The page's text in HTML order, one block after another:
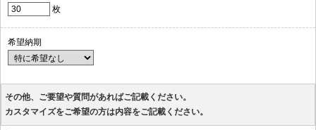
枚
希望納期
その他、ご要望や質問があればご記載ください。
カスタマイズをご希望の方は内容をご記載ください。